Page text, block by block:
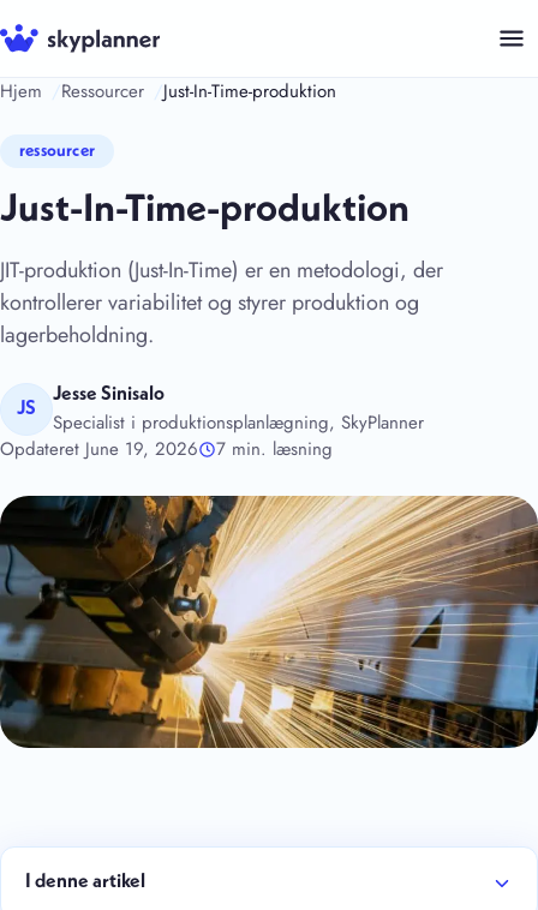
Hop
til
indhold
Hjem Ressourcer Just-In-Time-produktion
ressourcer
Just-In-Time-produktion
JIT-produktion (Just-In-Time) er en metodologi, der
kontrollerer variabilitet og styrer produktion og
lagerbeholdning.
JS
Jesse Sinisalo
Specialist i produktionsplanlægning, SkyPlanner
Opdateret June 19, 2026
7 min. læsning
I denne artikel